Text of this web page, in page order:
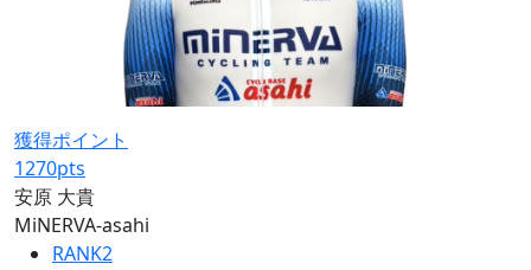
獲得ポイント
1270pts
安原 大貴
MiNERVA-asahi
RANK2